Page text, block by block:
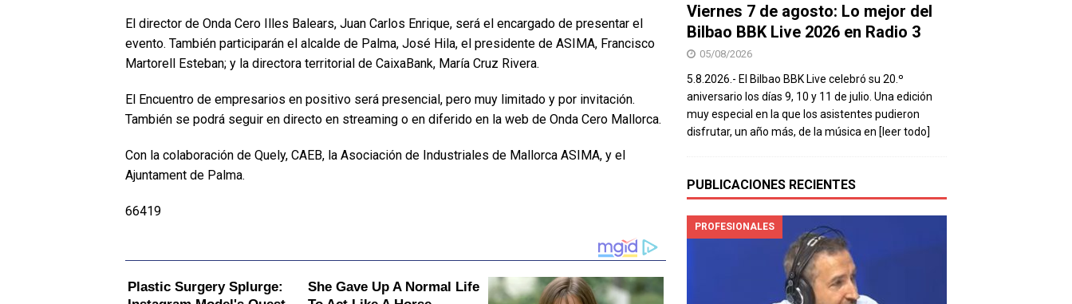
El director de Onda Cero Illes Balears, Juan Carlos Enrique, será el encargado de presentar el
evento. También participarán el alcalde de Palma, José Hila, el presidente de ASIMA, Francisco
Martorell Esteban; y la directora territorial de CaixaBank, María Cruz Rivera.
El Encuentro de empresarios en positivo será presencial, pero muy limitado y por invitación.
También se podrá seguir en directo en streaming o en diferido en la web de Onda Cero Mallorca.
Con la colaboración de Quely, CAEB, la Asociación de Industriales de Mallorca ASIMA, y el
Ajuntament de Palma.
66419
Viernes 7 de agosto: Lo mejor del
Bilbao BBK Live 2026 en Radio 3
05/08/2026
5.8.2026.- El Bilbao BBK Live celebró su 20.º
aniversario los días 9, 10 y 11 de julio. Una edición
muy especial en la que los asistentes pudieron
disfrutar, un año más, de la música en [leer todo]
PUBLICACIONES RECIENTES
PROFESIONALES